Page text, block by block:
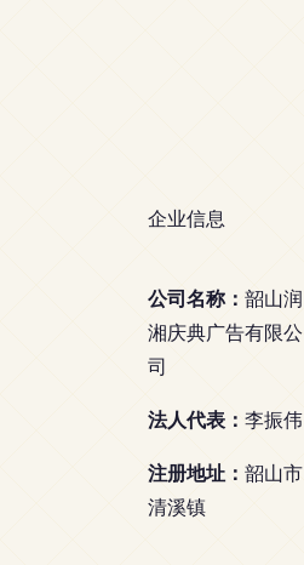
企业信息
公司名称： 韶山润
湘庆典广告有限公
司
法人代表： 李振伟
注册地址： 韶山市
清溪镇